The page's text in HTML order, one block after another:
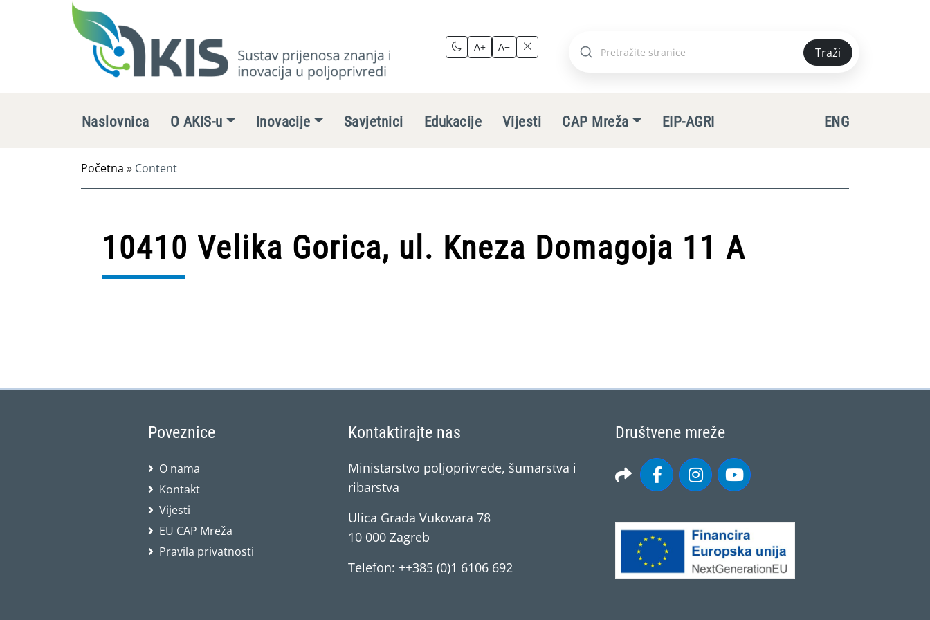
A+ A−
Pretraži
Traži
Naslovnica O AKIS-u Inovacije Savjetnici Edukacije Vijesti CAP Mreža EIP-AGRI ENG
Početna » Content
10410 Velika Gorica, ul. Kneza Domagoja 11 A
Poveznice
O nama
Kontakt
Vijesti
EU CAP Mreža
Pravila privatnosti
Kontaktirajte nas
Ministarstvo poljoprivrede, šumarstva i
ribarstva
Ulica Grada Vukovara 78
10 000 Zagreb
Telefon: ++385 (0)1 6106 692
Društvene mreže